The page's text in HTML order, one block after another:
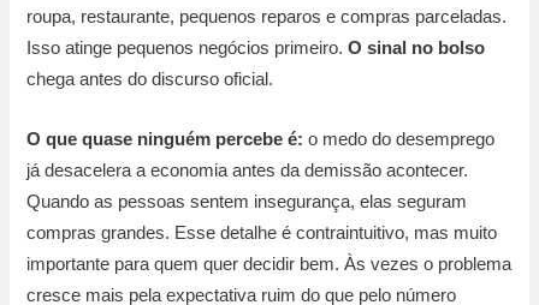
roupa, restaurante, pequenos reparos e compras parceladas.
Isso atinge pequenos negócios primeiro.O sinal no bolso
chega antes do discurso oficial.
O que quase ninguém percebe é: o medo do desemprego
já desacelera a economia antes da demissão acontecer.
Quando as pessoas sentem insegurança, elas seguram
compras grandes. Esse detalhe é contraintuitivo, mas muito
importante para quem quer decidir bem. Às vezes o problema
cresce mais pela expectativa ruim do que pelo número